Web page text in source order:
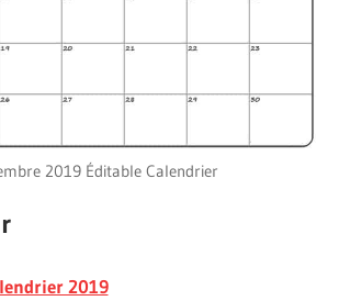
2019 Éditable Calendrier
2019